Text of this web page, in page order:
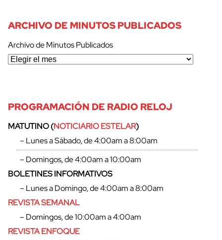
ARCHIVO DE MINUTOS PUBLICADOS
Archivo de Minutos Publicados
PROGRAMACIÓN DE RADIO RELOJ
MATUTINO (NOTICIARIO ESTELAR)
– Lunes a Sábado, de 4:00am a 8:00am
– Domingos, de 4:00am a 10:00am
BOLETINES INFORMATIVOS
– Lunes a Domingo, de 4:00am a 8:00am
REVISTA SEMANAL
– Domingos, de 10:00am a 4:00am
REVISTA ENFOQUE